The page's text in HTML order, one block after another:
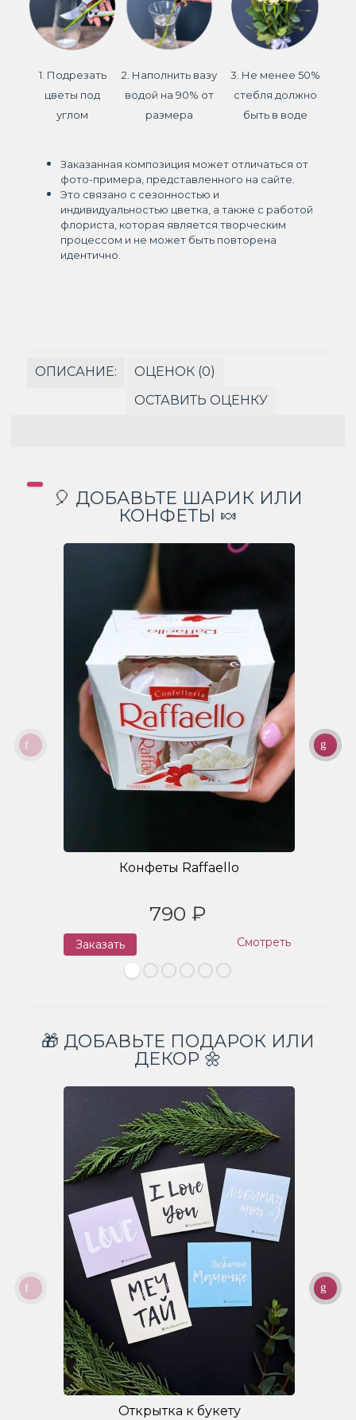
1. Подрезать
цветы под
углом
2. Наполнить вазу
водой на 90% от
размера
3. Не менее 50%
стебля должно
быть в воде
Заказанная композиция может отличаться от
фото-примера, представленного на сайте.
Это связано с сезонностью и
индивидуальностью цветка, а также с работой
флориста, которая является творческим
процессом и не может быть повторена
идентично.
ОПИСАНИЕ:
ОЦЕНОК (0)
ОСТАВИТЬ ОЦЕНКУ
🎈 ДОБАВЬТЕ ШАРИК ИЛИ
КОНФЕТЫ 🍬
Конфеты Raffaello
790 ₽
Заказать Смотреть
🎁 ДОБАВЬТЕ ПОДАРОК ИЛИ
ДЕКОР 🌼
Открытка к букету